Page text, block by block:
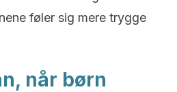
føler sig mere trygge
når børn